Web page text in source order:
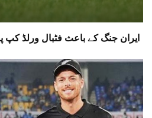
ایران جنگ کے باعث فٹبال ورلڈ کپ